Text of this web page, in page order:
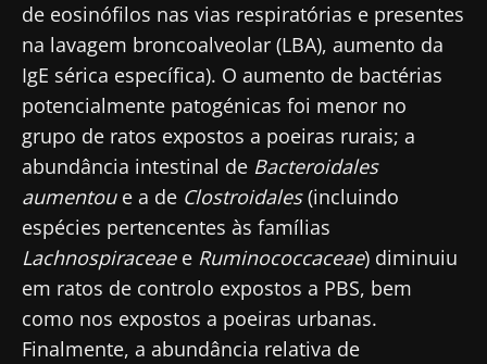
de eosinófilos nas vias respiratórias e presentes
na lavagem broncoalveolar (LBA), aumento da
IgE sérica específica). O aumento de bactérias
potencialmente patogénicas foi menor no
grupo de ratos expostos a poeiras rurais; a
abundância intestinal de Bacteroidales
aumentoue a de Clostroidales(incluindo
espécies pertencentes às famílias
Lachnospiraceae e Ruminococcaceae) diminuiu
em ratos de controlo expostos a PBS, bem
como nos expostos a poeiras urbanas.
Finalmente, a abundância relativa de